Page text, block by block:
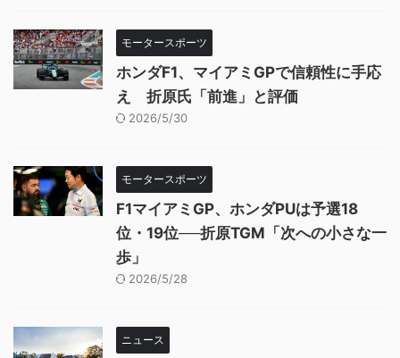
モータースポーツ
ホンダF1、マイアミGPで信頼性に手応
え 折原氏「前進」と評価
2026/5/30
モータースポーツ
F1マイアミGP、ホンダPUは予選18
位・19位──折原TGM「次への小さな一
歩」
2026/5/28
ニュース